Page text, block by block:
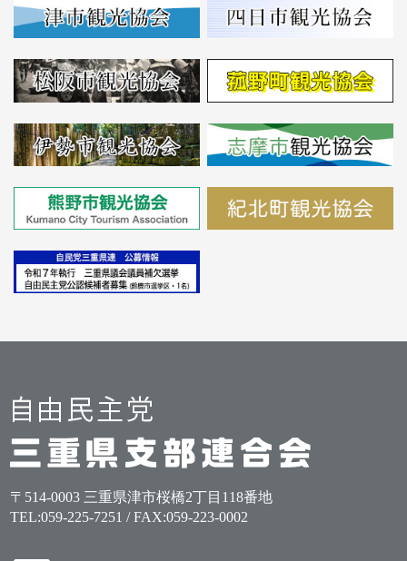
〒514-0003 三重県津市桜橋2丁目118番地
TEL:059-225-7251 / FAX:059-223-0002